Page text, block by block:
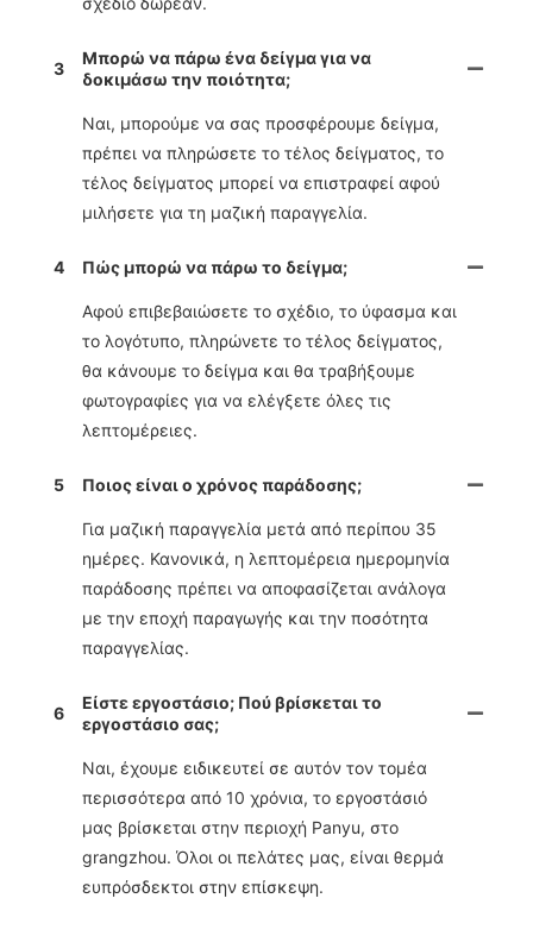
3
Μπορώ να πάρω ένα δείγμα για να
δοκιμάσω την ποιότητα;
Ναι, μπορούμε να σας προσφέρουμε δείγμα,
πρέπει να πληρώσετε το τέλος δείγματος, το
τέλος δείγματος μπορεί να επιστραφεί αφού
μιλήσετε για τη μαζική παραγγελία.
4 Πώς μπορώ να πάρω το δείγμα;
Αφού επιβεβαιώσετε το σχέδιο, το ύφασμα και
το λογότυπο, πληρώνετε το τέλος δείγματος,
θα κάνουμε το δείγμα και θα τραβήξουμε
φωτογραφίες για να ελέγξετε όλες τις
λεπτομέρειες.
5 Ποιος είναι ο χρόνος παράδοσης;
Για μαζική παραγγελία μετά από περίπου 35
ημέρες. Κανονικά, η λεπτομέρεια ημερομηνία
παράδοσης πρέπει να αποφασίζεται ανάλογα
με την εποχή παραγωγής και την ποσότητα
παραγγελίας.
6
Είστε εργοστάσιο; Πού βρίσκεται το
εργοστάσιο σας;
Ναι, έχουμε ειδικευτεί σε αυτόν τον τομέα
περισσότερα από 10 χρόνια, το εργοστάσιό
μας βρίσκεται στην περιοχή Panyu, στο
grangzhou. Όλοι οι πελάτες μας, είναι θερμά
ευπρόσδεκτοι στην επίσκεψη.